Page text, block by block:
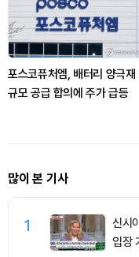
포스코퓨처엠, 배터리 양극재
규모 공급 합의에 주가 급등
많이 본 기사
1
신시
입장